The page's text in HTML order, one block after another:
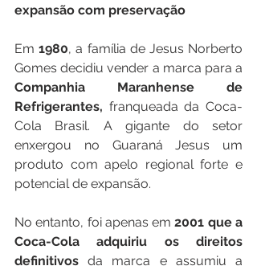
expansão com preservação
Em 1980, a família de Jesus Norberto
Companhia Maranhense de
Refrigerantes, franqueada da Coca-
Cola Brasil. A gigante do setor
enxergou no Guaraná Jesus um
produto com apelo regional forte e
potencial de expansão.
No entanto, foi apenas em 2001 que a
Coca-Cola adquiriu os direitos
definitivos da marca e assumiu a